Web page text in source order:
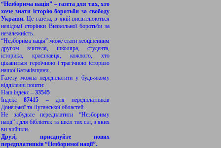
“Незборима нація” – газета для тих, хто
хоче знати історію боротьби за свободу
України.Це газета, в якій висвітлюються
невідомі сторінки Визвольної боротьби за
незалежність.
“Незборима нація” може стати неоціненним
другом вчителя, школяра, студента,
історика, краєзнавця, кожного, хто
цікавиться героїчною і трагічною історією
нашої Батьківщини.
Газету можна передплатити у будь-якому
відділенні пошти:
Наш індекс – 33545
Індекс87415 – для передплатників
Донецької та Луганської областей.
Не забудьте передплатити “Незбориму
нації” і для бібліотек та шкіл тих сіл, з яких
ви вийшли.
Друзі, приєднуйте нових
передплатників “Незборимої нації”.